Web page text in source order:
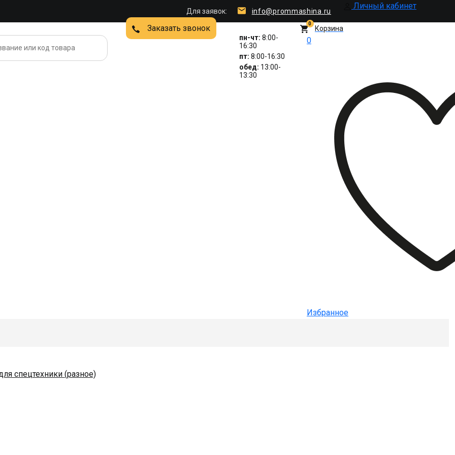
info@prommashina.ru
Для заявок:
Личный кабинет
Заказать звонок
пн-чт: 8:00-
16:30
пт: 8:00-16:30
обед: 13:00-
13:30
0
Корзина
0
Избранное
спецтехники (разное)
монтажа